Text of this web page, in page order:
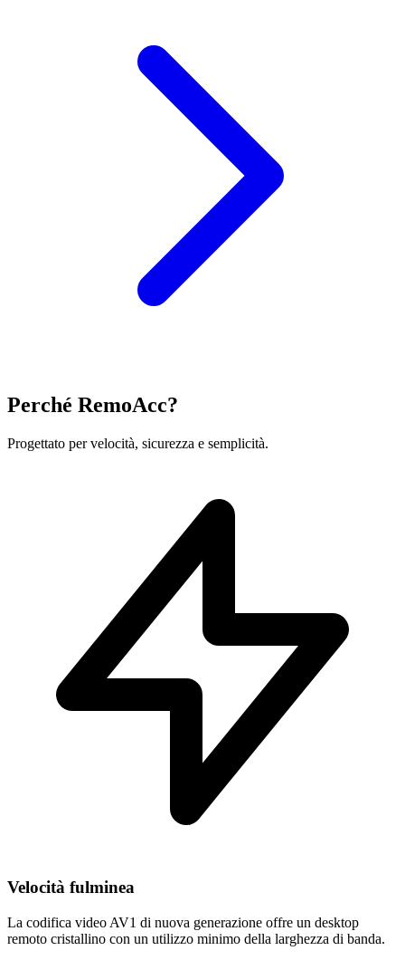
Perché RemoAcc?
Progettato per velocità, sicurezza e semplicità.
Velocità fulminea
La codifica video AV1 di nuova generazione offre un desktop
remoto cristallino con un utilizzo minimo della larghezza di banda.